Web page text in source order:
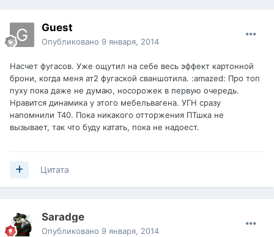
Guest
Опубликовано 9 января, 2014
Насчет фугасов. Уже ощутил на себе весь эффект картонной
брони, когда меня ат2 фугаской сваншотила. :amazed: Про топ
пуху пока даже не думаю, носорожек в первую очередь.
Нравится динамика у этого мебельвагена. УГН сразу
напомнили Т40. Пока никакого отторжения ПТшка не
вызывает, так что буду катать, пока не надоест.
Цитата
Saradge
Опубликовано 9 января, 2014